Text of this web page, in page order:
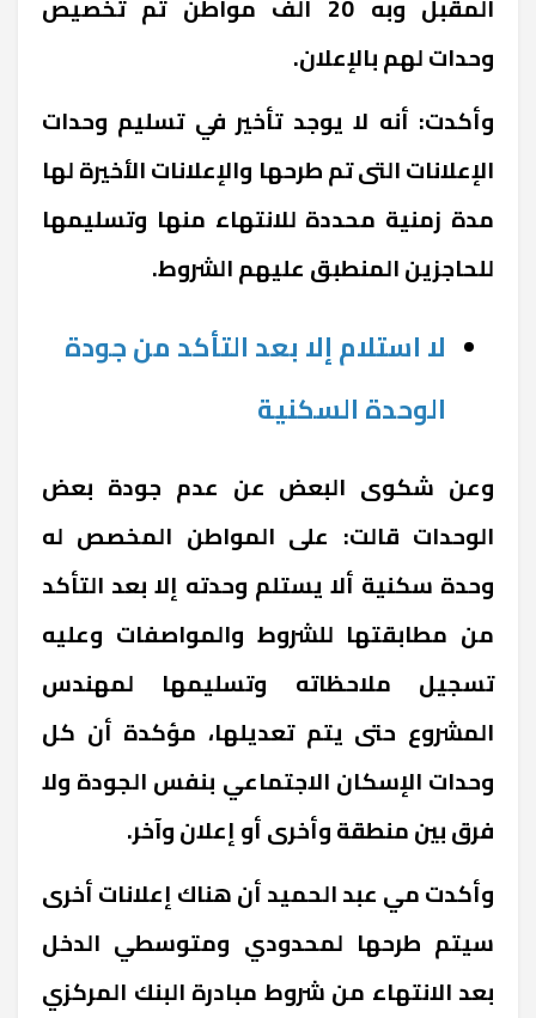
وحدات لهم بالإعلان.
وأكدت: أنه لا يوجد تأخير في تسليم وحدات
الإعلانات التى تم طرحها والإعلانات الأخيرة لها
مدة زمنية محددة للانتهاء منها وتسليمها
للحاجزين المنطبق عليهم الشروط.
لا استلام إلا بعد التأكد من جودة
الوحدة السكنية
وعن شكوى البعض عن عدم جودة بعض
الوحدات قالت: على المواطن المخصص له
وحدة سكنية ألا يستلم وحدته إلا بعد التأكد
من مطابقتها للشروط والمواصفات وعليه
تسجيل ملاحظاته وتسليمها لمهندس
المشروع حتى يتم تعديلها، مؤكدة أن كل
وحدات الإسكان الاجتماعي بنفس الجودة ولا
فرق بين منطقة وأخرى أو إعلان وآخر.
وأكدت مي عبد الحميد أن هناك إعلانات أخرى
سيتم طرحها لمحدودي ومتوسطي الدخل
بعد الانتهاء من شروط مبادرة البنك المركزي